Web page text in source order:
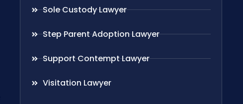
Sole Custody Lawyer
Step Parent Adoption Lawyer
Support Contempt Lawyer
Visitation Lawyer